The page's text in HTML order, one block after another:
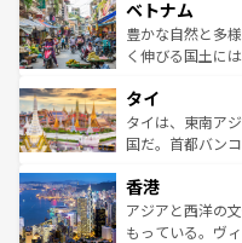
参照してほしい。
容にもいいと評
が味
照してほしい。
き、地方に足を
できる。そして
まで、さまざま
リティに包まれ
覧を参照してほ
ベトナム
豊かな自然と多
く伸びる国土に
急速な発展と共
ーチミン市のフ
醸し出している
とつ。フォーや
ひ現地で味わい
が旅行者を迎え
タイ
タイは、東南ア
国だ。首都バン
の活気が交差し
帯で自然と触れ
いビーチでリゾ
香港
アジアと西洋の
もっている。ヴ